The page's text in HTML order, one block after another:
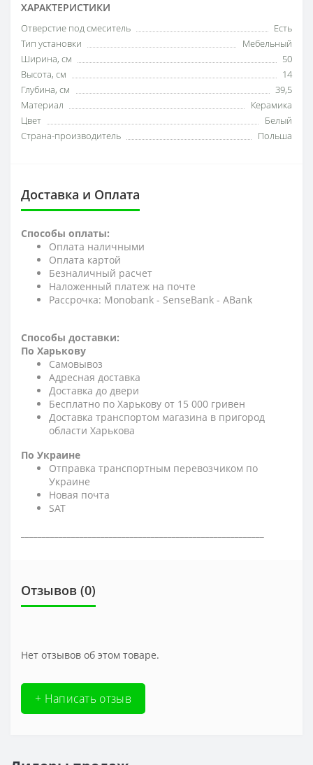
ХАРАКТЕРИСТИКИ
Отверстие под смеситель
Есть
Тип установки
Мебельный
Ширина, см
50
Высота, см
14
Глубина, см
39,5
Материал
Керамика
Цвет
Белый
Страна-производитель
Польша
Доставка и Оплата
Способы оплаты:
Оплата наличными
Оплата картой
Безналичный расчет
Наложенный платеж на почте
Рассрочка: Monobank - SenseBank - АBank
Способы доставки:
По Харькову
Самовывоз
Адресная доставка
Доставка до двери
Бесплатно по Харькову от 15 000 гривен
Доставка транспортом магазина в пригород
области Харькова
По Украине
Отправка транспортным перевозчиком по
Украине
Новая почта
SAT
Отзывов (0)
Нет отзывов об этом товаре.
+ Написать отзыв